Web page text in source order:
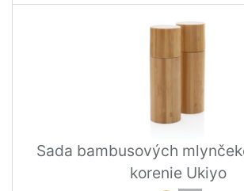
Sada bambusových
korenie Ukiyo